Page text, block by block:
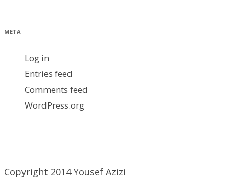
META
Log in
Entries feed
Comments feed
WordPress.org
Copyright 2014 Yousef Azizi